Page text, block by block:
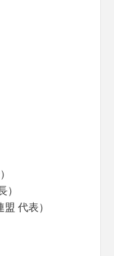
）
代表）